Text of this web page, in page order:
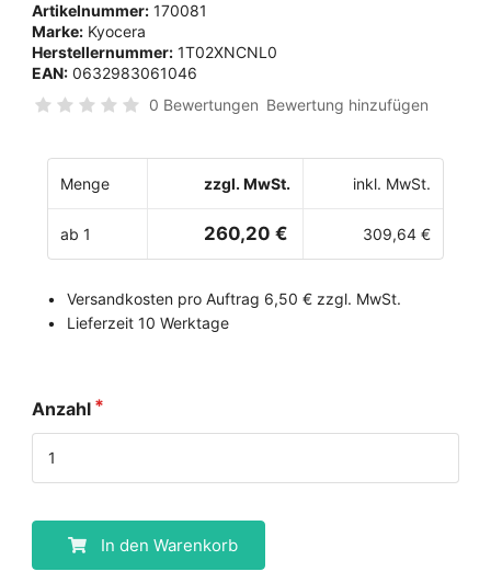
Artikelnummer: 170081
Marke: Kyocera
Herstellernummer: 1T02XNCNL0
EAN: 0632983061046
0 Bewertungen Bewertung hinzufügen
Menge zzgl. MwSt. inkl. MwSt.
ab 1 260,20 € 309,64 €
Versandkosten pro Auftrag 6,50 € zzgl. MwSt.
Lieferzeit 10 Werktage
Anzahl
In den Warenkorb